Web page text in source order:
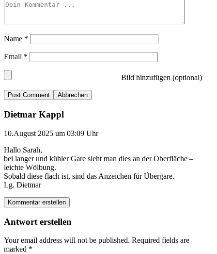
Name *
Email *
Bild hinzufügen (optional)
Abbrechen
Dietmar Kappl
10.August 2025 um 03:09 Uhr
Hallo Sarah,
bei langer und kühler Gare sieht man dies an der Oberfläche –
leichte Wölbung.
Sobald diese flach ist, sind das Anzeichen für Übergare.
Lg. Dietmar
Kommentar erstellen
Antwort erstellen
Your email address will not be published. Required fields are
marked *